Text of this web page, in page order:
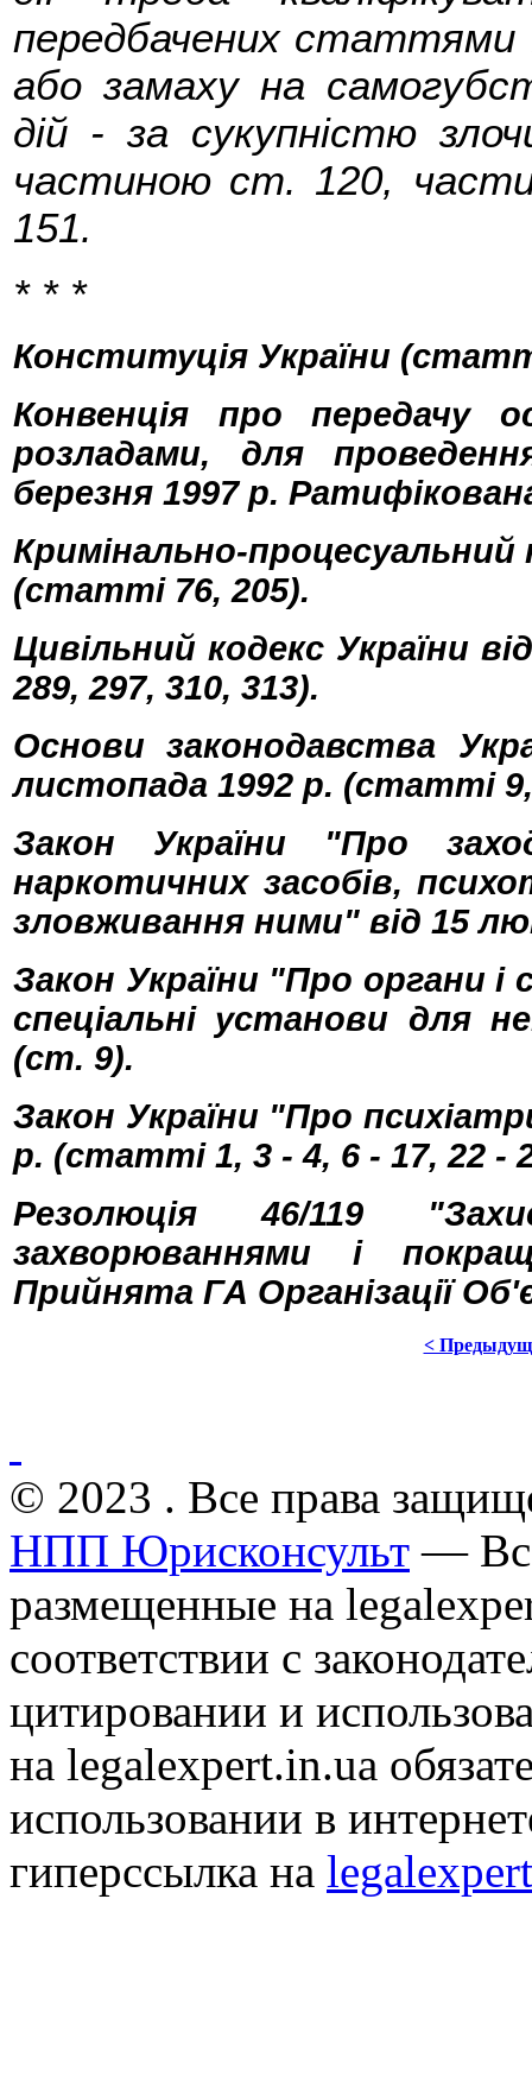
передбачених статтями
або замаху на
дій - за сукупністю
частиною ст. 120,
151.
* * *
Конституція України
Конвенція про передачу
розладами, для
березня 1997 р.
Кримінально-процесуальний
(статті 76, 205).
Цивільний кодекс України
289, 297, 310, 313).
Основи законодавства
листопада 1992 р. (статті 9,
Закон України "Про
наркотичних засобів,
зловживання ними" від 15
Закон України "Про органи і
спеціальні установи для
(ст. 9).
Закон України "Про
р. (статті 1, 3 - 4, 6 - 17, 22 -
Резолюція 46/119
захворюваннями і
Прийнята ГА Організації
<
© 2023 . Все права
НПП Юрисконсульт —
размещенные на
соответствии с
цитировании и
на legalexpert.in.ua
использовании в
гиперссылка на